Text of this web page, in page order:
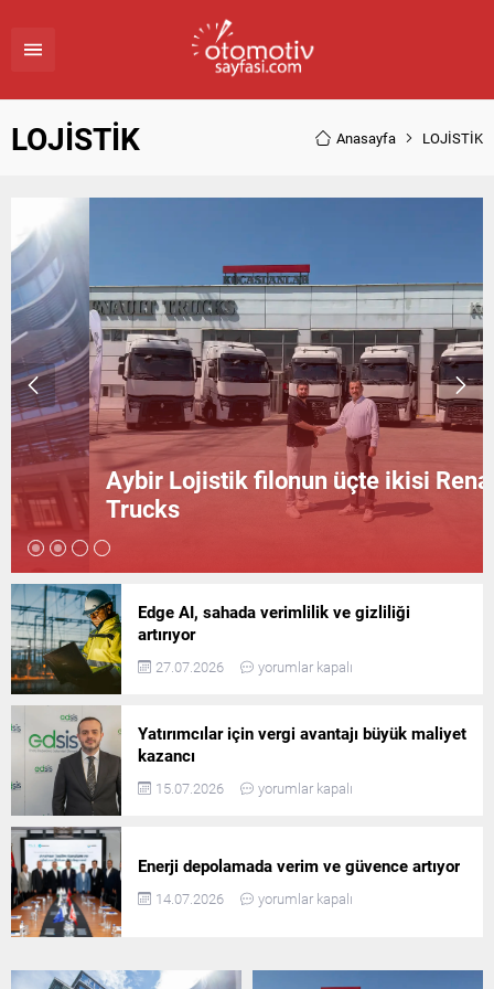
LOJİSTİK Anasayfa LOJİSTİK
Aybir Lojistik filonun üçte ikisi Renault
Trucks
Edge AI, sahada verimlilik ve gizliliği
artırıyor
27.07.2026 yorumlar kapalı
Yatırımcılar için vergi avantajı büyük maliyet
kazancı
15.07.2026 yorumlar kapalı
Enerji depolamada verim ve güvence artıyor
14.07.2026 yorumlar kapalı